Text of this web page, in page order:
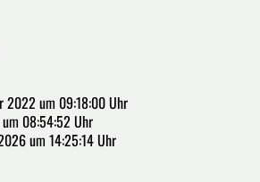
2022 um 09:18:00 Uhr
08:54:52 Uhr
um 14:25:14 Uhr